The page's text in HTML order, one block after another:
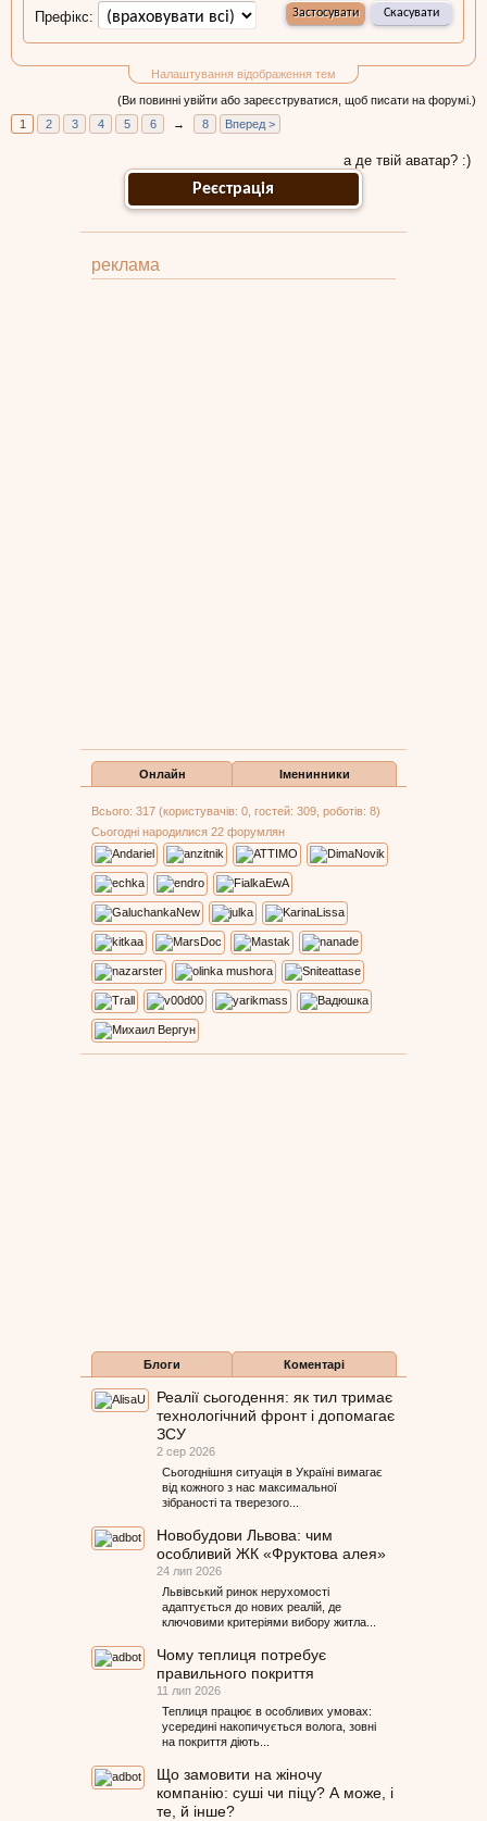
Налаштування відображення тем
Префікс:
(Ви повинні увійти або зареєструватися, щоб писати на форумі.)
1
2 3 4 5 6 → 8 Вперед >
а де твій аватар? :)
Реєстрація
реклама
Онлайн Іменинники
Всього: 317 (користувачів: 0, гостей: 309, роботів: 8)
Сьогодні народилися 22 форумлян
Блоги Коментарі
Реалії сьогодення: як тил тримає
технологічний фронт і допомагає
ЗСУ
2 сер 2026
Сьогоднішня ситуація в Україні вимагає
від кожного з нас максимальної
зібраності та тверезого...
Новобудови Львова: чим
особливий ЖК «Фруктова алея»
24 лип 2026
Львівський ринок нерухомості
адаптується до нових реалій, де
ключовими критеріями вибору житла...
Чому теплиця потребує
правильного покриття
11 лип 2026
Теплиця працює в особливих умовах:
усередині накопичується волога, зовні
на покриття діють...
Що замовити на жіночу
компанію: суші чи піцу? А може, і
те, й інше?